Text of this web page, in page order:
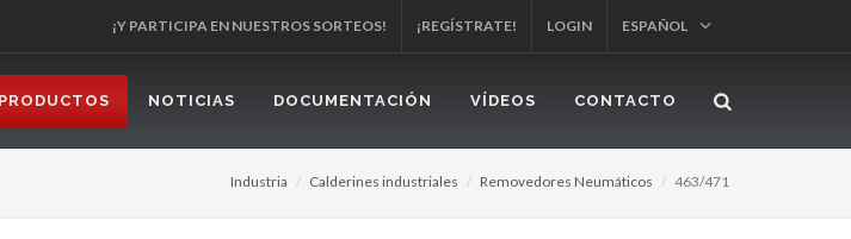
¡Y PARTICIPA EN NUESTROS SORTEOS! ¡REGÍSTRATE! LOGIN ESPAÑOL
PRODUCTOS NOTICIAS DOCUMENTACIÓN VÍDEOS CONTACTO
Industria Calderines industriales Removedores Neumáticos 463/471